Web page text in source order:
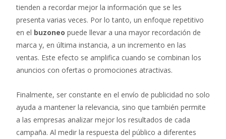
tienden a recordar mejor la información que se les
presenta varias veces. Por lo tanto, un enfoque repetitivo
en el buzoneo puede llevar a una mayor recordación de
marca y, en última instancia, a un incremento en las
ventas. Este efecto se amplifica cuando se combinan los
anuncios con ofertas o promociones atractivas.
Finalmente, ser constante en el envío de publicidad no solo
ayuda a mantener la relevancia, sino que también permite
a las empresas analizar mejor los resultados de cada
campaña. Al medir la respuesta del público a diferentes